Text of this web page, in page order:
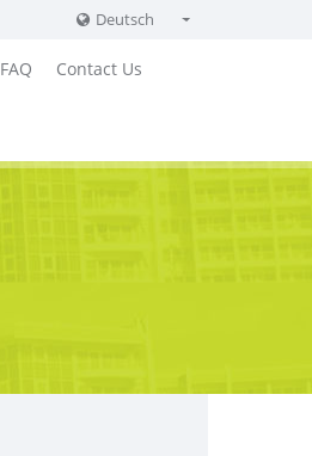
Deutsch
English
FAQ Contact Us